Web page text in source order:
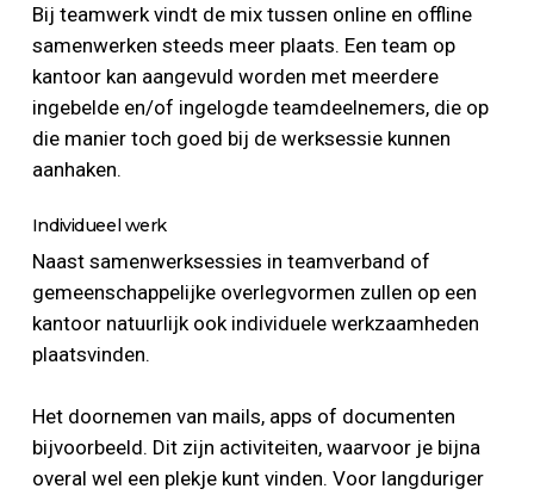
Bij teamwerk vindt de mix tussen online en offline
samenwerken steeds meer plaats. Een team op
kantoor kan aangevuld worden met meerdere
ingebelde en/of ingelogde teamdeelnemers, die op
die manier toch goed bij de werksessie kunnen
aanhaken.
Individueel werk
Naast samenwerksessies in teamverband of
gemeenschappelijke overlegvormen zullen op een
kantoor natuurlijk ook individuele werkzaamheden
plaatsvinden.
Het doornemen van mails, apps of documenten
bijvoorbeeld. Dit zijn activiteiten, waarvoor je bijna
overal wel een plekje kunt vinden. Voor langduriger